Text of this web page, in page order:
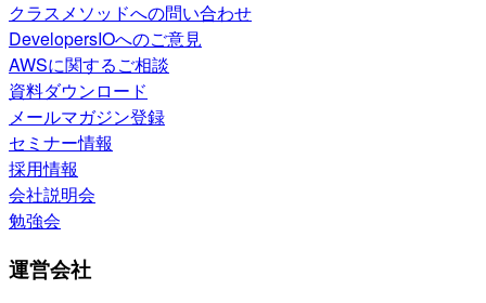
クラスメソッドへの問い合わせ
DevelopersIOへのご意見
AWSに関するご相談
資料ダウンロード
メールマガジン登録
セミナー情報
採用情報
会社説明会
勉強会
運営会社